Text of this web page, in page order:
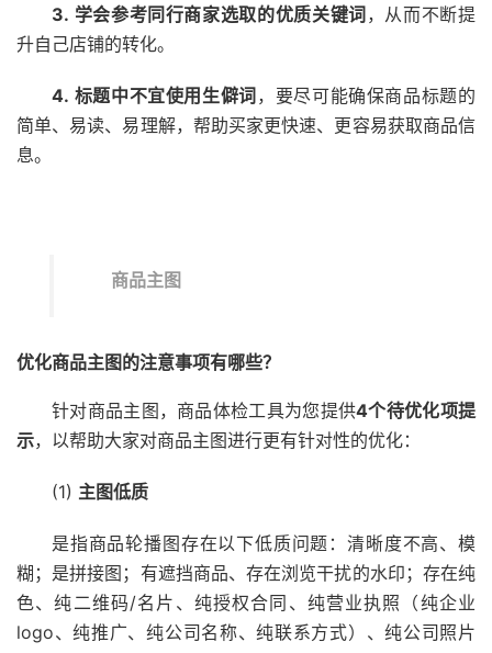
3. 学会参考同行商家选取的优质关键词 ，从而不断提
升自己店铺的转化。
4. 标题中不宜使用生僻词 ，要尽可能确保商品标题的
简单、易读、易理解，帮助买家更快速、更容易获取商品信
息。
商品主图
优化商品主图的注意事项有哪些？
针对商品主图，商品体检工具为您提供4个待优化项提
示，以帮助大家对商品主图进行更有针对性的优化：
(1) 主图低质
是指商品轮播图存在以下低质问题：清晰度不高、模
糊；是拼接图；有遮挡商品、存在浏览干扰的水印；存在纯
色、纯二维码/名片、纯授权合同、纯营业执照（纯企业
logo、纯推广、纯公司名称、纯联系方式）、纯公司照片